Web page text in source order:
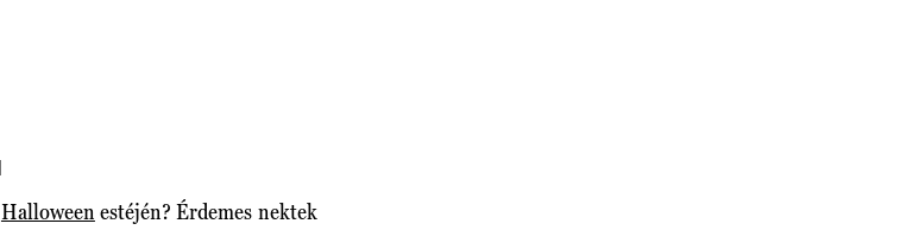
Halloween estéjén? Érdemes nektek